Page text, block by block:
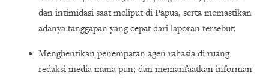
dan intimidasi saat meliput di Papua, serta memastikan
adanya tanggapan yang cepat dari laporan tersebut;
Menghentikan penempatan agen rahasia di ruang
redaksi media mana pun; dan memanfaatkan informan